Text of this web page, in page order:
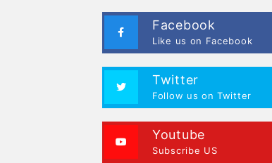
Facebook
Like us on Facebook
Twitter
Follow us on Twitter
Youtube
Subscribe US